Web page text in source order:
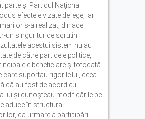
parte şi Partidul Naţional
efectele vizate de lege, iar
s-a realizat, din acel
un singur tur de scrutin.
acestui sistem nu au
de către partidele politice,
beneficiare şi totodată
care suportau rigorile lui, ceea
că au fost de acord cu
lui şi cunoşteau modificările pe
aduce în structura
lor, ca urmare a participării